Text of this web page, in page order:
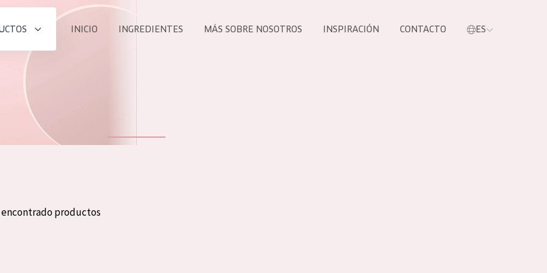
INICIO INGREDIENTES MÁS SOBRE NOSOTROS INSPIRACIÓN CONTACTO ES
encontrado productos